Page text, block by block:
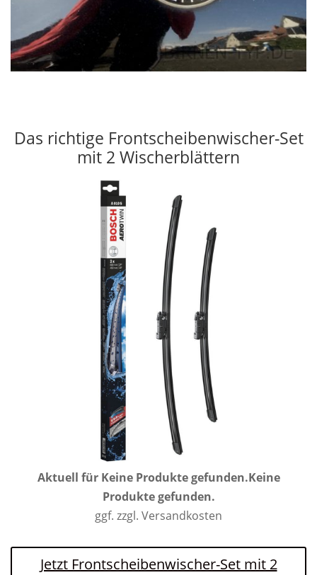
Das richtige Frontscheibenwischer-Set
mit 2 Wischerblättern
Aktuell für Keine Produkte gefunden.Keine
Produkte gefunden.
ggf. zzgl. Versandkosten
Jetzt Frontscheibenwischer-Set mit 2